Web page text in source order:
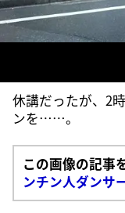
休講だったが、2
ンを……。
この画像の記事
ンチン人ダンサ